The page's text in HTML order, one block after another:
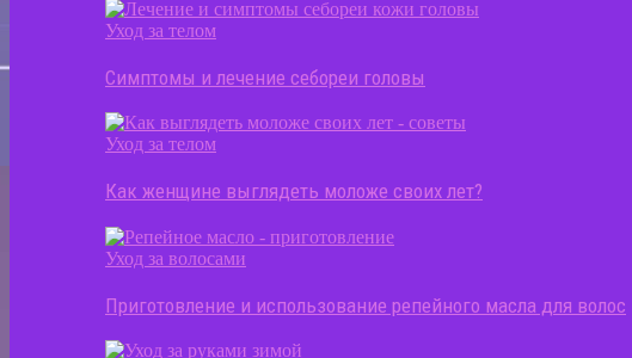
Уход за телом
Симптомы и лечение себореи головы
Уход за телом
Как женщине выглядеть моложе своих лет?
Уход за волосами
Приготовление и использование репейного масла для волос